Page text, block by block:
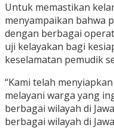
Untuk memastikan
menyampaikan bahwa
dengan berbagai
uji kelayakan bagi
keselamatan pemudik
“Kami telah
melayani warga yang
berbagai wilayah di
berbagai wilayah di